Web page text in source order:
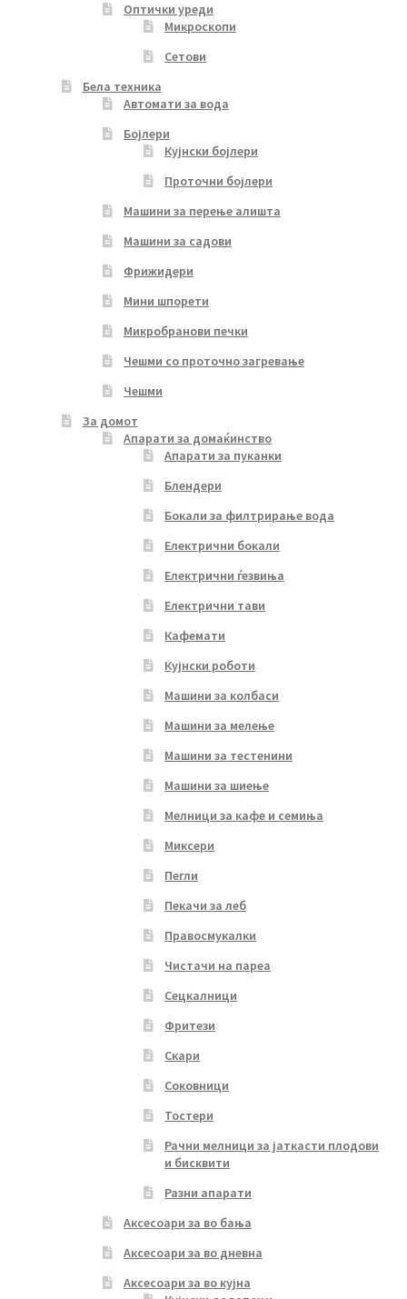
Оптички уреди
Микроскопи
Сетови
Бела техника
Автомати за вода
Бојлери
Кујнски бојлери
Проточни бојлери
Машини за перење алишта
Машини за садови
Фрижидери
Мини шпорети
Микробранови печки
Чешми со проточно загревање
Чешми
За домот
Апарати за домаќинство
Апарати за пуканки
Блендери
Бокали за филтрирање вода
Електрични бокали
Електрични ѓезвиња
Електрични тави
Кафемати
Кујнски роботи
Машини за колбаси
Машини за мелење
Машини за тестенини
Машини за шиење
Мелници за кафе и семиња
Миксери
Пегли
Пекачи за леб
Правосмукалки
Чистачи на пареа
Сецкалници
Фритези
Скари
Соковници
Тостери
Рачни мелници за јаткасти плодови
и бисквити
Разни апарати
Аксесоари за во бања
Аксесоари за во дневна
Аксесоари за во кујна